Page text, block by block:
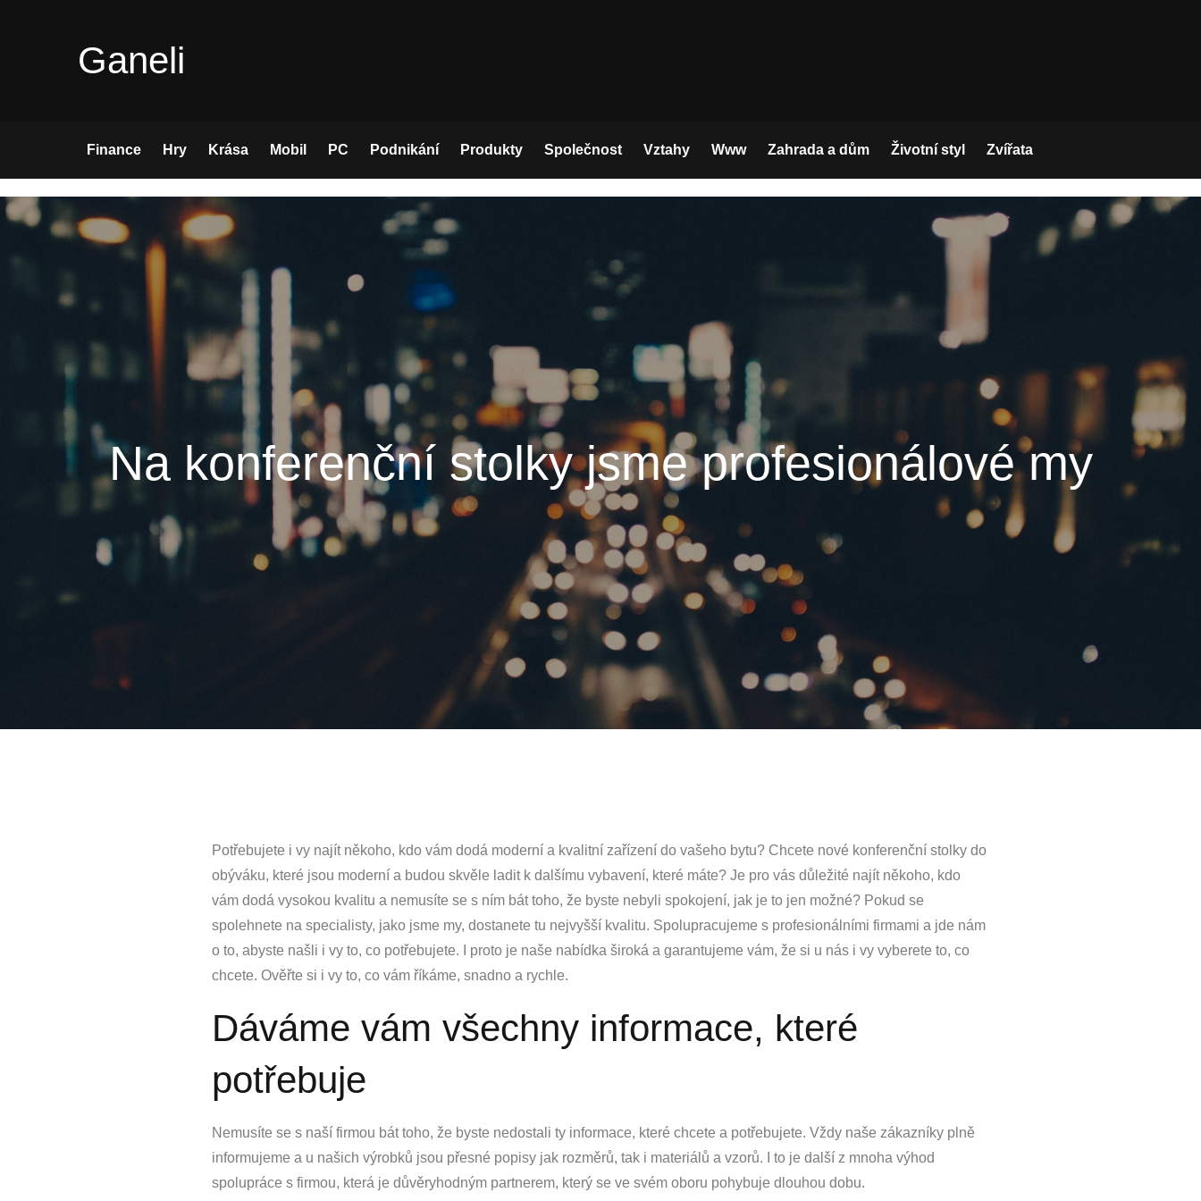
Ganeli
Finance Hry Krása Mobil PC Podnikání Produkty Společnost Vztahy Www Zahrada a dům Životní styl Zvířata
Na konferenční stolky jsme profesionálové my
Potřebujete i vy najít někoho, kdo vám dodá moderní a kvalitní zařízení do vašeho bytu? Chcete nové konferenční stolky do
obýváku, které jsou moderní a budou skvěle ladit k dalšímu vybavení, které máte? Je pro vás důležité najít někoho, kdo
vám dodá vysokou kvalitu a nemusíte se s ním bát toho, že byste nebyli spokojení, jak je to jen možné? Pokud se
spolehnete na specialisty, jako jsme my, dostanete tu nejvyšší kvalitu. Spolupracujeme s profesionálními firmami a jde nám
o to, abyste našli i vy to, co potřebujete. I proto je naše nabídka široká a garantujeme vám, že si u nás i vy vyberete to, co
chcete. Ověřte si i vy to, co vám říkáme, snadno a rychle.
Dáváme vám všechny informace, které
potřebuje
Nemusíte se s naší firmou bát toho, že byste nedostali ty informace, které chcete a potřebujete. Vždy naše zákazníky plně
informujeme a u našich výrobků jsou přesné popisy jak rozměrů, tak i materiálů a vzorů. I to je další z mnoha výhod
spolupráce s firmou, která je důvěryhodným partnerem, který se ve svém oboru pohybuje dlouhou dobu.